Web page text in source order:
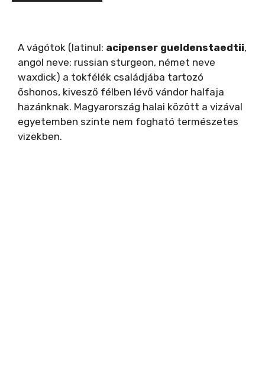
A vágótok (latinul: acipenser gueldenstaedtii,
angol neve: russian sturgeon, német neve
waxdick) a tokfélék családjába tartozó
őshonos, kivesző félben lévő vándor halfaja
hazánknak. Magyarország halai között a vizával
egyetemben szinte nem fogható természetes
vizekben.